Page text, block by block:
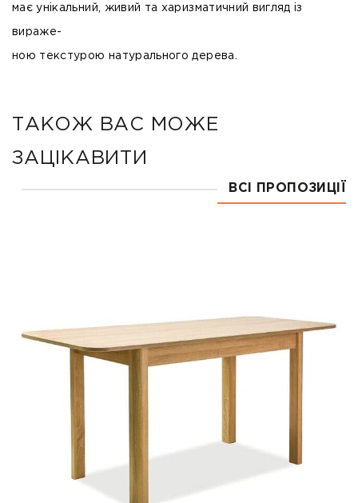
має унікальний, живий та харизматичний вигляд із
вираже-
ною текстурою натурального дерева.
ТАКОЖ ВАС МОЖЕ
ЗАЦІКАВИТИ
ВСІ ПРОПОЗИЦІЇ